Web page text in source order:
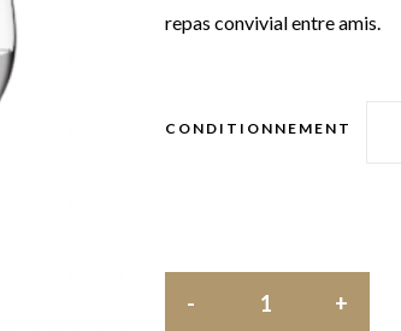
repas convivial entre amis.
CONDITIONNEMENT